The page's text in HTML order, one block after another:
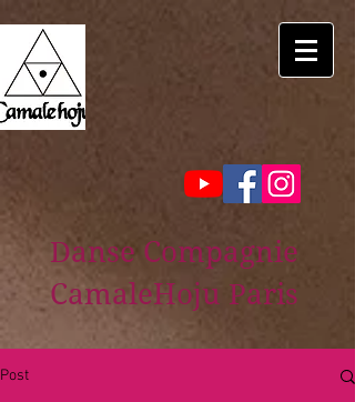
Danse Compagnie
CamaleHoju Paris
Post